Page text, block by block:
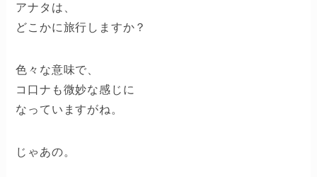
アナタは、
どこかに旅行しますか？
色々な意味で、
コ口ナも微妙な感じに
なっていますがね。
じゃあの。